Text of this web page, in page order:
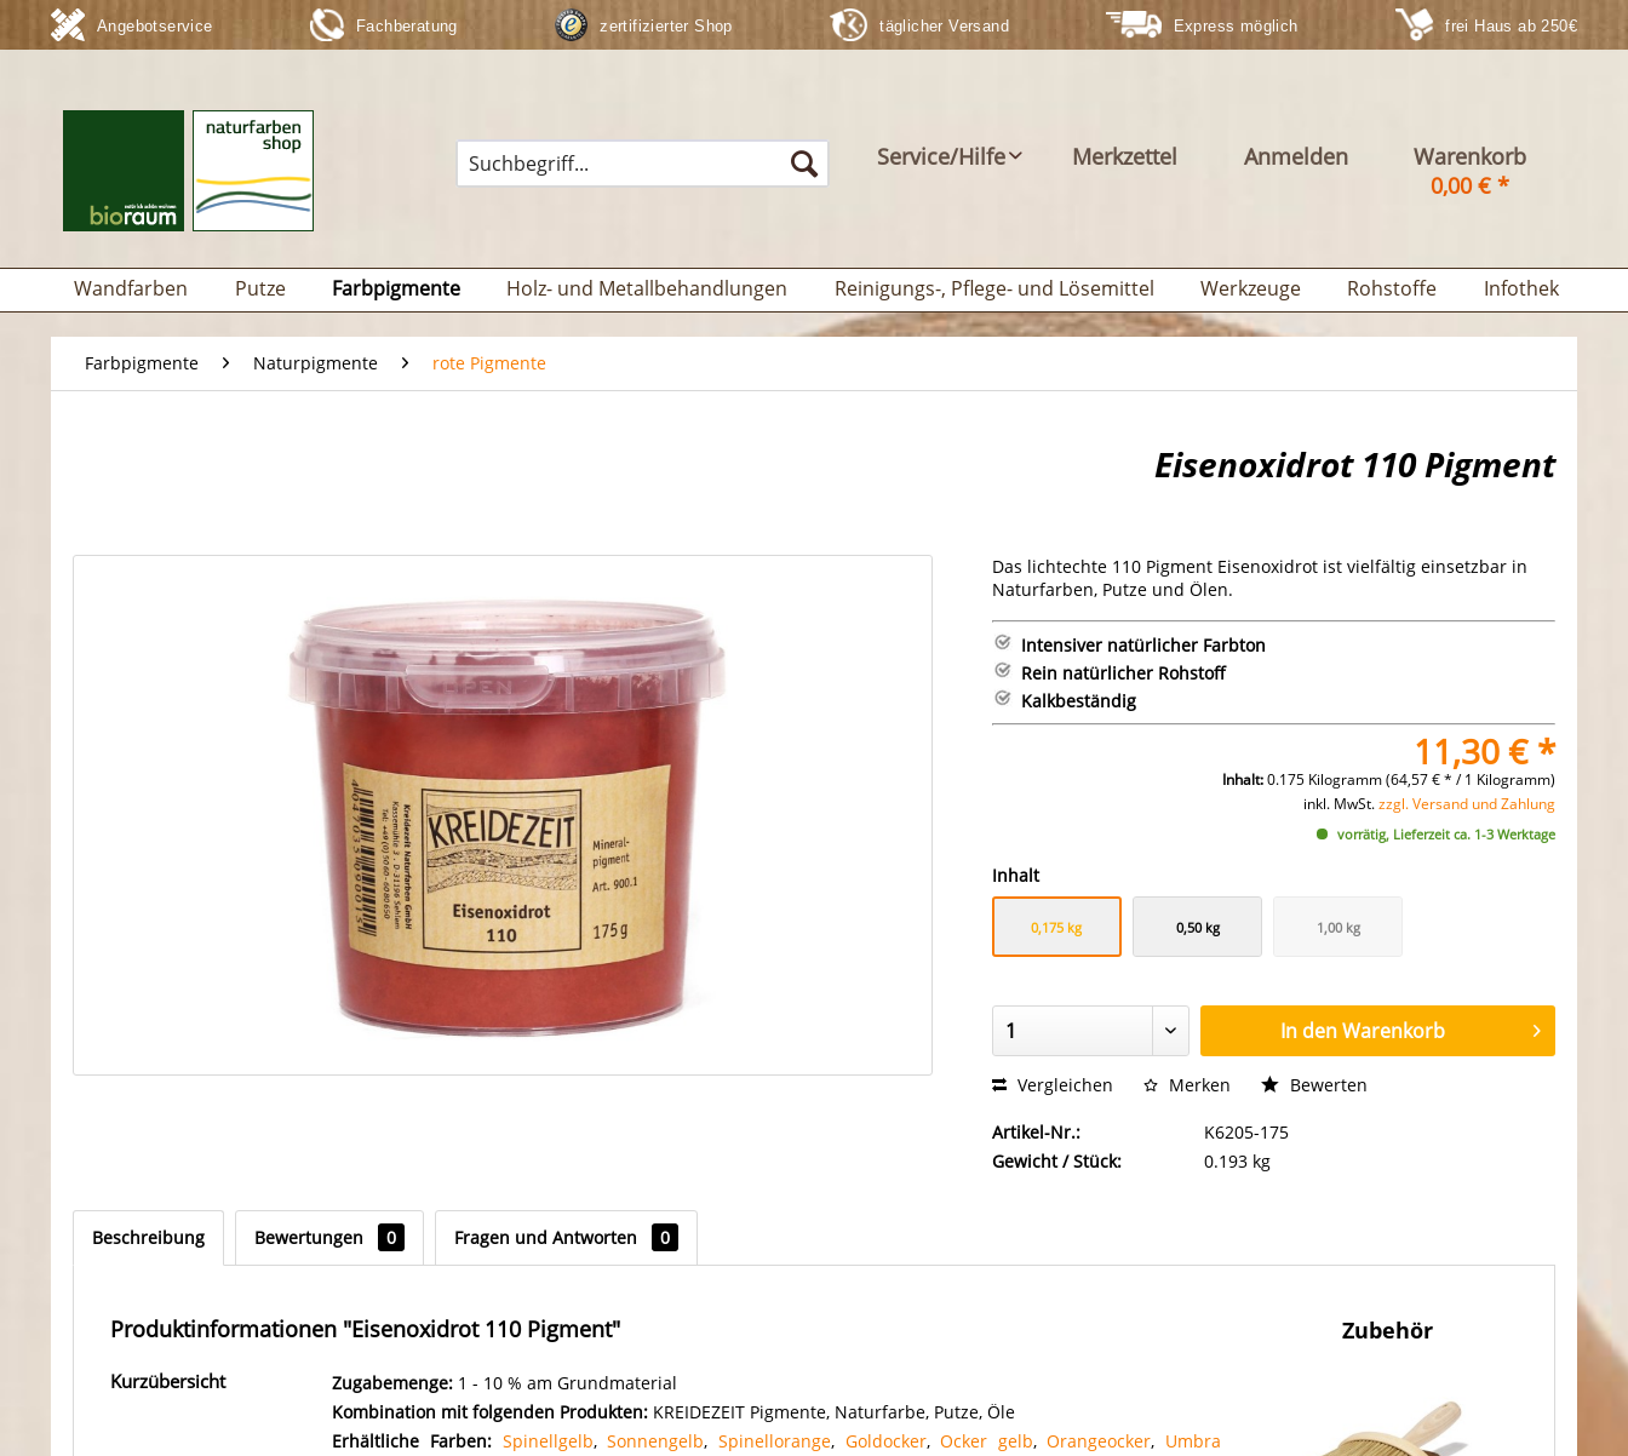
Angebotservice Fachberatung zertifizierter Shop täglicher Versand Express möglich frei Haus ab 250€
Service/Hilfe Merkzettel Anmelden
Warenkorb
0,00 € *
Wandfarben Putze Farbpigmente Holz- und Metallbehandlungen Reinigungs-, Pflege- und Lösemittel Werkzeuge Rohstoffe Infothek
Farbpigmente Naturpigmente rote Pigmente
Eisenoxidrot 110 Pigment
Das lichtechte 110 Pigment Eisenoxidrot ist vielfältig einsetzbar in
Naturfarben, Putze und Ölen.
Intensiver natürlicher Farbton
Rein natürlicher Rohstoff
Kalkbeständig
11,30 € *
Inhalt:0.175 Kilogramm (64,57 € * / 1 Kilogramm)
inkl. MwSt.zzgl. Versand und Zahlung
vorrätig, Lieferzeit ca. 1-3 Werktage
Inhalt
0,175 kg 0,50 kg 1,00 kg
In den Warenkorb
Vergleichen Merken Bewerten
Artikel-Nr.:
K6205-175
Gewicht / Stück:
0.193 kg
Beschreibung Bewertungen 0 Fragen und Antworten 0
Produktinformationen "Eisenoxidrot 110 Pigment"
Kurzübersicht Zugabemenge: 1 - 10 % am Grundmaterial
Kombination mit folgenden Produkten: KREIDEZEIT Pigmente, Naturfarbe, Putze, Öle
Erhältliche Farben: Spinellgelb,Sonnengelb, Spinellorange, Goldocker,Ocker gelb,Orangeocker, Umbra
Zubehör